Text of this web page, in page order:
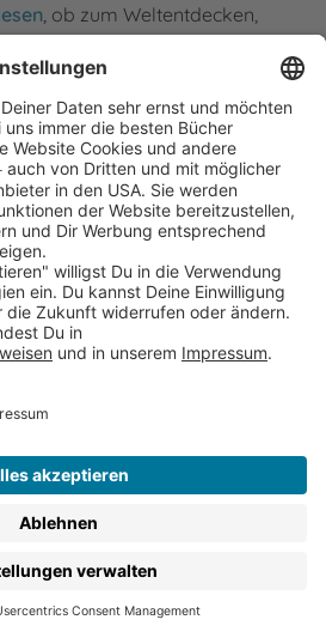
, ob zum Weltentdecken,
neue Lieblingsbücher für
in den Thienemann
Infos zu unseren